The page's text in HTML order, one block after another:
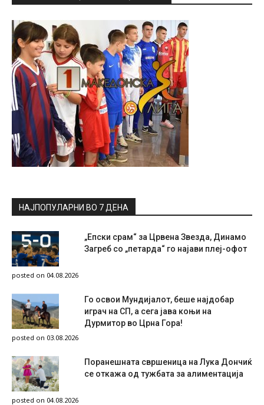
НАЈПОПУЛАРНИ ВО 7 ДЕНА
„Епски срам“ за Црвена Звезда, Динамо
Загреб со „петарда“ го најави плеј-офот
posted on 04.08.2026
Го освои Мундијалот, беше најдобар
играч на СП, а сега јава коњи на
Дурмитор во Црна Гора!
posted on 03.08.2026
Поранешната свршеница на Лука Дончиќ
се откажа од тужбата за алиментација
posted on 04.08.2026